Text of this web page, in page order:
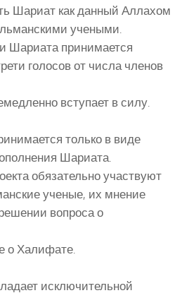
Шариат как данный Аллахом
учеными.
Шариата принимается
голосов от числа членов
вступает в силу.
только в виде
Шариата.
обязательно участвуют
ученые, их мнение
вопроса о
о Халифате.
исключительной